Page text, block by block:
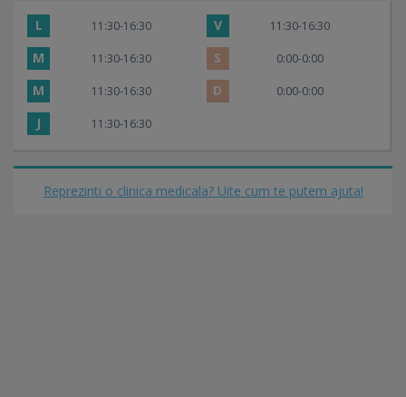
L 11:30-16:30 V 11:30-16:30
M 11:30-16:30 S 0:00-0:00
M 11:30-16:30 D 0:00-0:00
J 11:30-16:30
Reprezinti o clinica medicala? Uite cum te putem ajuta!